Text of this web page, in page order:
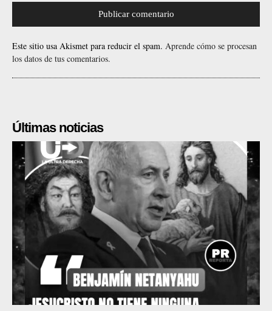
Este sitio usa Akismet para reducir el spam. Aprende cómo se procesan
los datos de tus comentarios.
Últimas noticias